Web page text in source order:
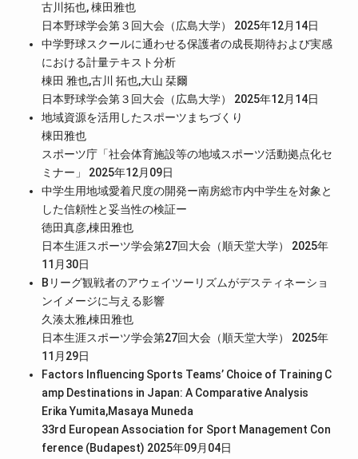
古川拓也, 棟田雅也
日本野球学会第３回大会（広島大学） 2025年12月14日
中学野球スクールに通わせる保護者の成長期待および実感
における計量テキスト分析
棟田 雅也,古川 拓也,大山 栞爾
日本野球学会第３回大会（広島大学） 2025年12月14日
地域資源を活用したスポーツまちづくり
棟田雅也
スポーツ庁「社会体育施設等の地域スポーツ活動拠点化セ
ミナー」 2025年12月09日
中学生用地域愛着尺度の開発ー南房総市内中学生を対象と
した信頼性と妥当性の検証ー
徳田真彦,棟田雅也
日本生涯スポーツ学会第27回大会（順天堂大学） 2025年
11月30日
Bリーグ観戦者のアウェイツーリズムがデスティネーショ
ンイメージに与える影響
久湊太雅,棟田雅也
日本生涯スポーツ学会第27回大会（順天堂大学） 2025年
11月29日
Factors Influencing Sports Teams’ Choice of Training C
amp Destinations in Japan: A Comparative Analysis
Erika Yumita,Masaya Muneda
33rd European Association for Sport Management Con
ference (Budapest) 2025年09月04日